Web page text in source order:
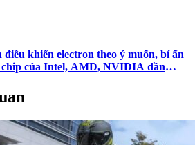
khiển electron theo ý muốn, bí ẩn
chip của Intel, AMD, NVIDIA dần